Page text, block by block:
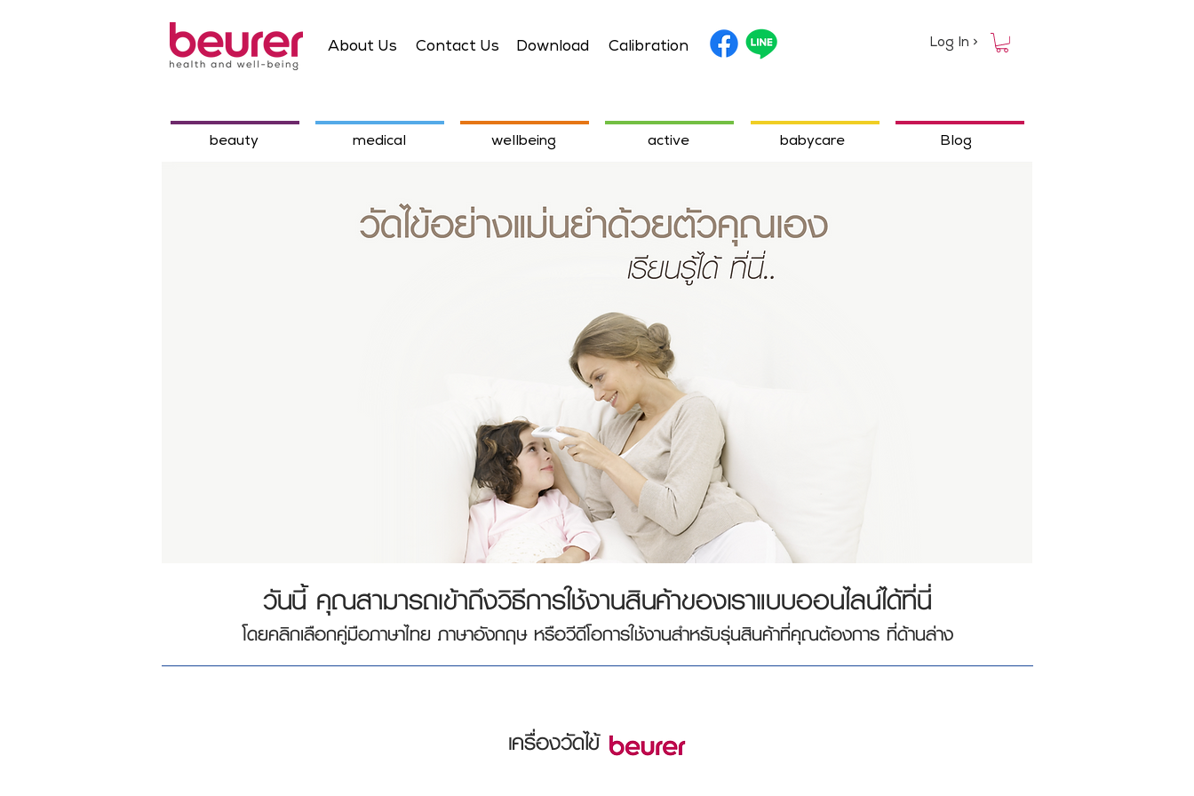
About Us Contact Us Download Calibration Log In >
beauty medical wellbeing active babycare Blog
วันนี้ คุณสามารถเข้าถึงวิธีการใช้งานสินค้าของเราแบบออนไลน์ได้ที่นี่
โดยคลิกเลือกคู่มือภาษาไทย ภาษาอังกฤษ หรือวีดีโอการใช้งานสำหรับรุ่นสินค้าที่คุณต้องการ ที่ด้านล่าง
เครื่องวัดไข้